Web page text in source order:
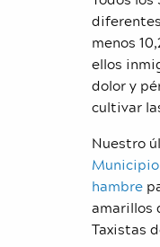
menos
ellos
dolor y
cultivar
Nuestro
Municipio
hambre
amarillos
Taxistas